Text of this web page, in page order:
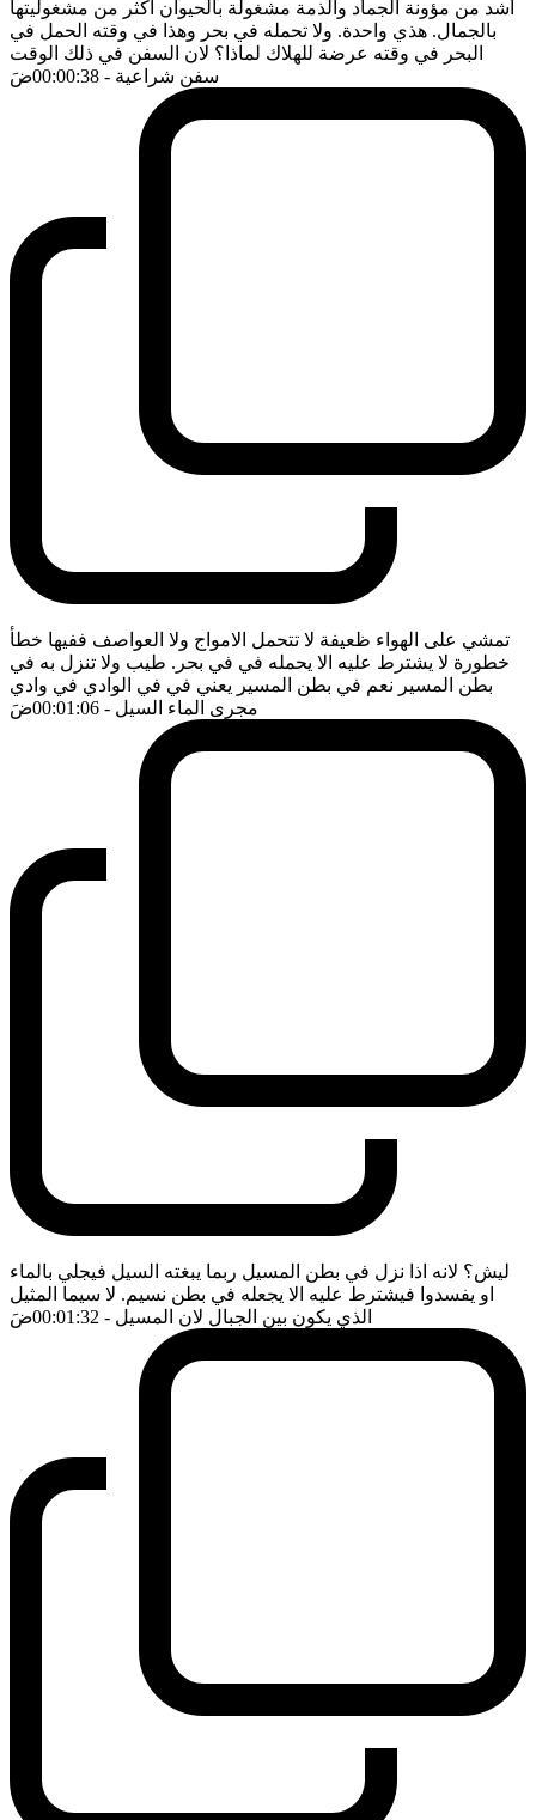
اشد من مؤونة الجماد والذمة مشغولة بالحيوان اكثر من مشغوليتها
بالجمال. هذي واحدة. ولا تحمله في بحر وهذا في وقته الحمل في
البحر في وقته عرضة للهلاك لماذا؟ لان السفن في ذلك الوقت
سفن شراعية - 00:00:38 ضَ
تمشي على الهواء ظعيفة لا تتحمل الامواج ولا العواصف ففيها خطأ
خطورة لا يشترط عليه الا يحمله في في بحر. طيب ولا تنزل به في
بطن المسير نعم في بطن المسير يعني في في الوادي في وادي
مجرى الماء السيل - 00:01:06 ضَ
ليش؟ لانه اذا نزل في بطن المسيل ربما يبغته السيل فيجلي بالماء
او يفسدوا فيشترط عليه الا يجعله في بطن نسيم. لا سيما المثيل
الذي يكون بين الجبال لان المسيل - 00:01:32 ضَ